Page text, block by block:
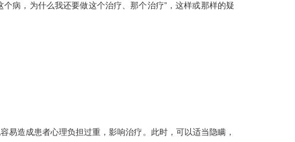
病，为什么我还要做这个治疗、那个治疗”，这样或那样的疑
造成患者心理负担过重，影响治疗。此时，可以适当隐瞒，